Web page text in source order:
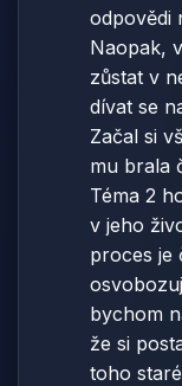
odpovědi
Naopak,
zůstat v
dívat se
Začal si
mu brala
Téma 2
v jeho
proces je
bychom
že si
toho